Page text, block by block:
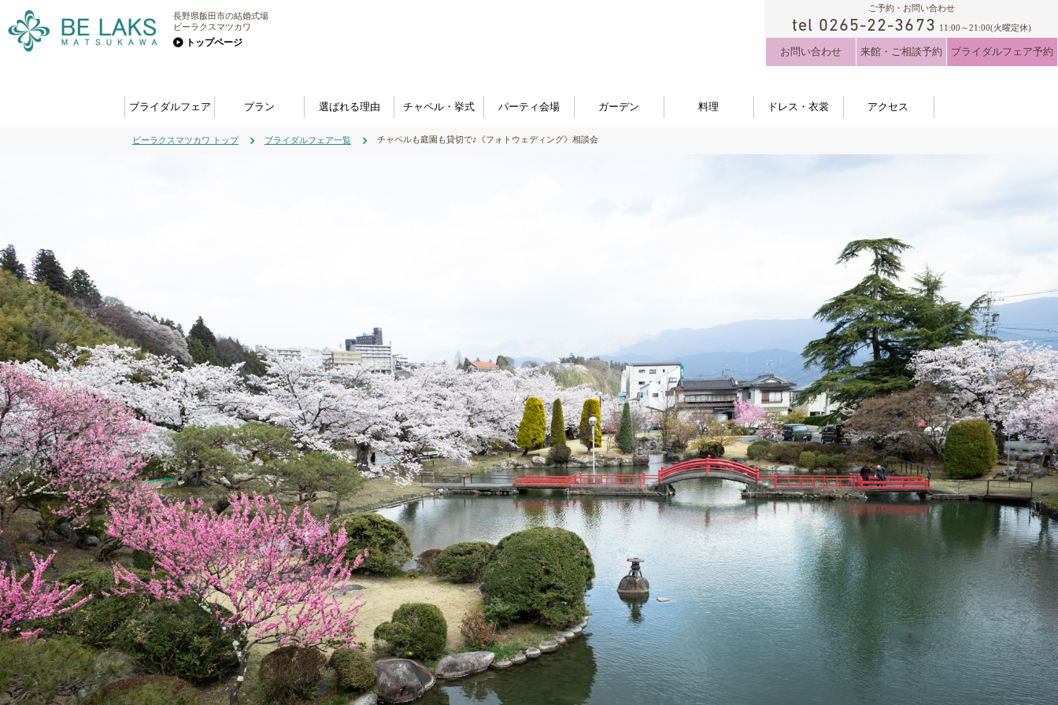
長野県飯田市の結婚式場
ビーラクスマツカワ
トップページ
ご予約・お問い合わせ
tel 0265-22-3673 11:00～21:00(火曜定休)
お問い合わせ 来館・ご相談予約 ブライダルフェア予約
ブライダルフェア プラン 選ばれる理由 チャペル・挙式 パーティ会場 ガーデン 料理 ドレス・衣裳 アクセス
ビーラクスマツカワ トップ ブライダルフェア一覧 チャペルも庭園も貸切で♪《フォトウェディング》相談会